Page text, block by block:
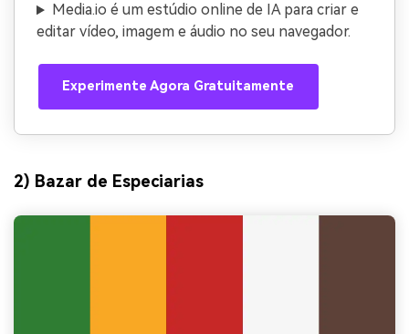
Media.io é um estúdio online de IA para criar e
editar vídeo, imagem e áudio no seu navegador.
Experimente Agora Gratuitamente
2) Bazar de Especiarias